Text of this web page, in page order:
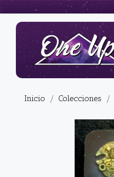
Inicio Colecciones